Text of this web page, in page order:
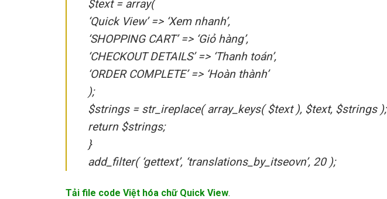
$text = array(
‘Quick View’ => ‘Xem nhanh’,
‘SHOPPING CART’ => ‘Giỏ hàng’,
‘CHECKOUT DETAILS’ => ‘Thanh toán’,
‘ORDER COMPLETE’ => ‘Hoàn thành’
);
$strings = str_ireplace( array_keys( $text ), $text, $strings );
return $strings;
}
add_filter( ‘gettext’, ‘translations_by_itseovn’, 20 );
Tải file code Việt hóa chữ Quick View.